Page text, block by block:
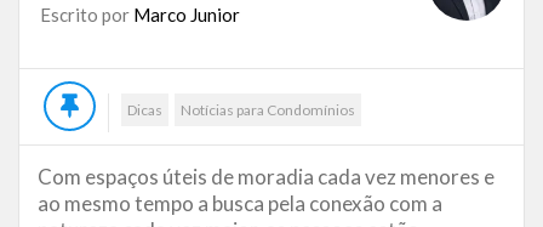
Escrito por Marco Junior
Dicas Notícias para Condomínios
Com espaços úteis de moradia cada vez menores e
ao mesmo tempo a busca pela conexão com a